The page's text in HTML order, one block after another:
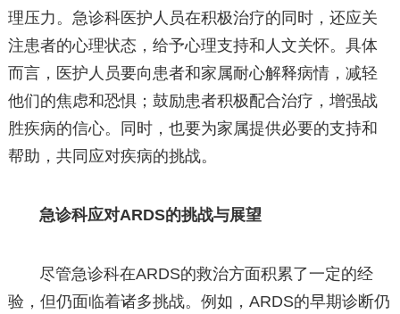
理压力。急诊科医护人员在积极治疗的同时，还应关
注患者的心理状态，给予心理支持和人文关怀。具体
而言，医护人员要向患者和家属耐心解释病情，减轻
他们的焦虑和恐惧；鼓励患者积极配合治疗，增强战
胜疾病的信心。同时，也要为家属提供必要的支持和
帮助，共同应对疾病的挑战。
急诊科应对ARDS的挑战与展望
尽管急诊科在ARDS的救治方面积累了一定的经
验，但仍面临着诸多挑战。例如，ARDS的早期诊断仍